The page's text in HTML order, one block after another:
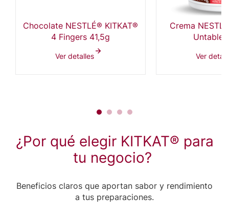
Chocolate NESTLÉ® KITKAT®
4 Fingers 41,5g
Ver detalles
Crema
Untable
Ver
¿Por qué elegir KITKAT® para
tu negocio?
Beneficios claros que aportan sabor y rendimiento
a tus preparaciones.